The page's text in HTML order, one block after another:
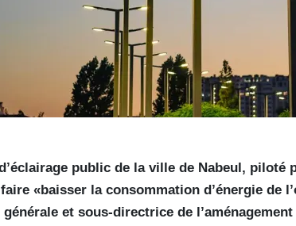
public de la ville de Nabeul, piloté
«baisser la consommation d’énergie de
et sous-directrice de